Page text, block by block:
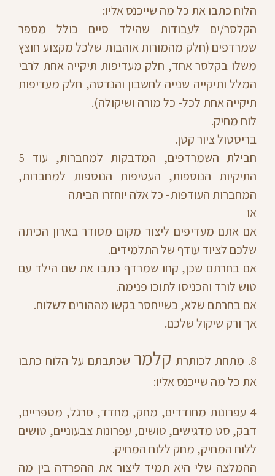
הלוח כתבו את כל מה שייכנס אליו:
הקלסר/ים לעבודות שהילד סיים כולל מספר
שמרדפים (חלק מהמורות אוהבות שלכל מקצוע חוצץ
משלו בקלסר אחד, חלק מעדיפות תיקייה אחת לרבי
המלל ותיקייה שנייה לחשבון והנדסה, חלק מעדיפות
תיקייה אחת לכל- כל מורה ושיקולה).
לוח מחיק.
בריסטול ציור קטן.
חבילת השמרדפים, המדבקות למחברות, עוד 5
התיקיות הנוספות, העטיפות הנוספות למחברות,
המחברות העודפות- כל אלה יוחזרו הביתה
או
אם אתם מעדיפים ליצור מקום מסודר בארון הכיתה
שלכם לציוד עודף של התלמידים.
אם בחרתם שכן, קחו שמרדף כתבו את שם הילד עם
טוש לורד והכניסו לתוכו פנימה.
אם בחרתם שלא, כשייחסר בקשו מההורים לשלוח.
אך ורק שיקול שלכם.
8. מתחת לכותרת קלמר שכתבתם על הלוח כתבו
את כל מה שייכנס אליו:
4 עפרונות מחודדים, מחק, מחדד, סרגל, מספריים,
דבק, סט מדגישים, טושים, עפרונות צבעוניים, טושים
ללוח המחיק, מחק ללוח המחיק.
ההמלצה שלי היא תמיד ליצור את ההפרדה בין מה